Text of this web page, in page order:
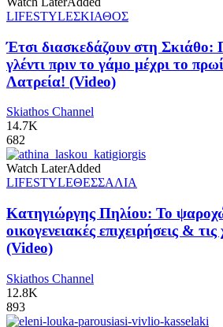
LIFESTYLEΣΚΙΑΘΟΣ
Έτσι διασκεδάζουν στη Σκιάθο:
γλέντι πριν το γάμο μέχρι το
Λατρεία! (Video)
Skiathos Channel
14.7K
682
Watch LaterAdded
LIFESTYLEΘΕΣΣΑΛΙΑ
Κατηγιώργης Πηλίου: Το
οικογενειακές επιχειρήσεις &
(Video)
Skiathos Channel
12.8K
893